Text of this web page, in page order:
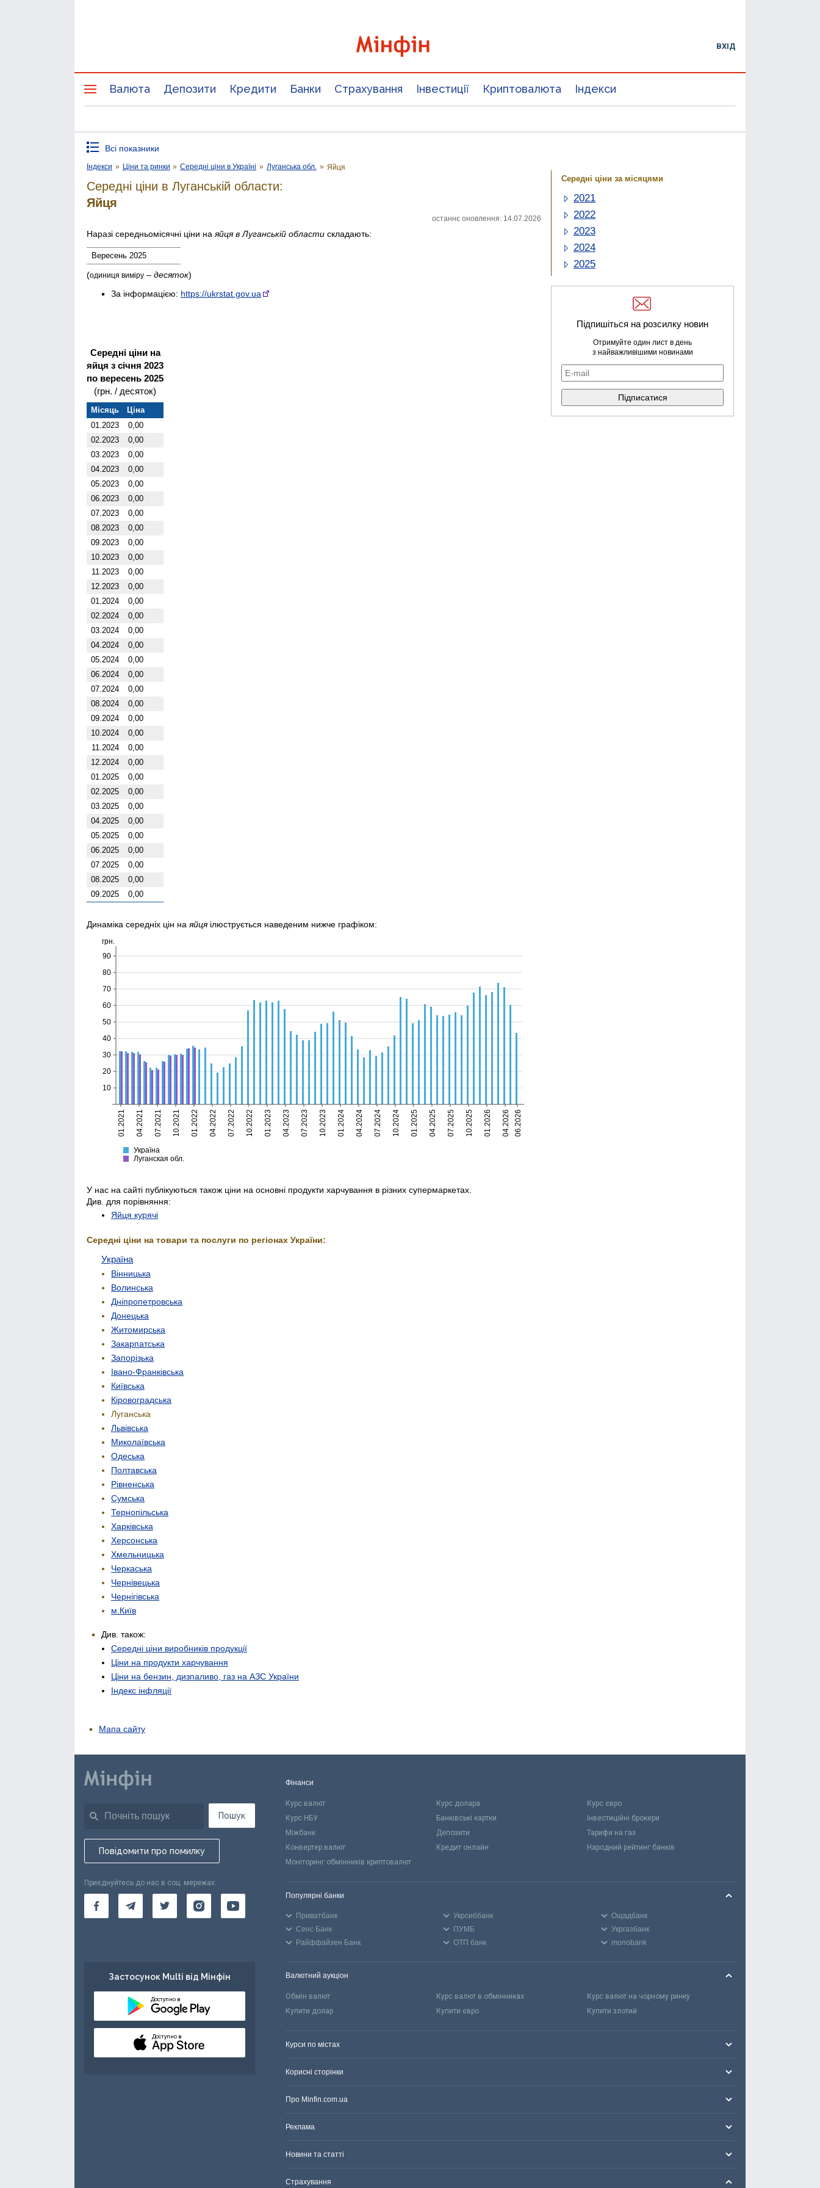
ВХІД
Валюта Депозити Кредити Банки Страхування Інвестиції Криптовалюта Індекси
Всі показники
Індекси » Ціни та ринки » Середні ціни в Україні » Луганська обл. » Яйця
Середні ціни в Луганській области:
Яйця
останнє оновлення: 14.07.2026
Наразі середньомісячні ціни на яйця в Луганській области складають:
Вересень 2025
(одиниця виміру – десяток)
За інформацією: https://ukrstat.gov.ua
Середні ціни на
яйця з січня 2023
по вересень 2025
(грн. / десяток)
Місяць
Ціна
01.2023
0,00
02.2023
0,00
03.2023
0,00
04.2023
0,00
05.2023
0,00
06.2023
0,00
07.2023
0,00
08.2023
0,00
09.2023
0,00
10.2023
0,00
11.2023
0,00
12.2023
0,00
01.2024
0,00
02.2024
0,00
03.2024
0,00
04.2024
0,00
05.2024
0,00
06.2024
0,00
07.2024
0,00
08.2024
0,00
09.2024
0,00
10.2024
0,00
11.2024
0,00
12.2024
0,00
01.2025
0,00
02.2025
0,00
03.2025
0,00
04.2025
0,00
05.2025
0,00
06.2025
0,00
07.2025
0,00
08.2025
0,00
09.2025
0,00
Динаміка середніх цін на яйцяілюструється наведеним нижче графіком:
Україна
Луганская
01.2021 04.2021 07.2021 10.2021 01.2022 04.2022 07.2022 10.2022 01.2023 04.2023 07.2023 10.2023 01.2024 04.2024 07.2024 10.2024 01.2025 04.2025 07.2025 10.2025 01.2026 04.2026 06.2026
10
20
30
40
50
60
70
80
90
грн.
Україна
Луганская обл.
У нас на сайті публікуються також ціни на основні продукти харчування в різних супермаркетах.
Див. для порівняння:
Яйця курячі
Середні ціни на товари та послуги по регіонах України:
Україна
Вінницька
Волинська
Дніпропетровська
Донецька
Житомирська
Закарпатська
Запорізька
Івано-Франківська
Київська
Кіровоградська
Луганська
Львівська
Миколаївська
Одеська
Полтавська
Рівненська
Сумська
Тернопільська
Харківська
Херсонська
Хмельницька
Черкаська
Чернівецька
Чернігівська
м.Київ
Див. також:
Середні ціни виробників продукції
Ціни на продукти харчування
Ціни на бензин, дизпаливо, газ на АЗС України
Індекс інфляції
Середні ціни за місяцями
2021
2022
2023
2024
2025
Підпишіться на розсилку новин
Отримуйте один лист в день
з найважливішими новинами
Мапа сайту
Пошук
Повідомити про помилку
Приєднуйтесь до нас в соц. мережах:
Застосунок Multi від Мінфін
Доступно в
Доступно в
Фінанси
Курс валют Курс долара
Курс євро
Курс НБУ
Банківські картки
Інвестиційні брокери
Міжбанк
Депозити
Тарифи на газ
Конвертер валют
Кредит онлайн
Народний рейтинг банків
Моніторинг обмінників криптовалют
Популярні банки
Приватбанк Укрсиббанк
Ощадбанк
Сенс Банк
ПУМБ
Укргазбанк
Райффайзен Банк
ОТП банк monobank
Валютний аукціон
Обмін валют Курс валют в обмінниках
Курс валют на чорному ринку
Купити долар
Купити євро Купити злотий
Курси по містах
Корисні сторінки
Про Minfin.com.ua
Реклама
Новини та статті
Страхування